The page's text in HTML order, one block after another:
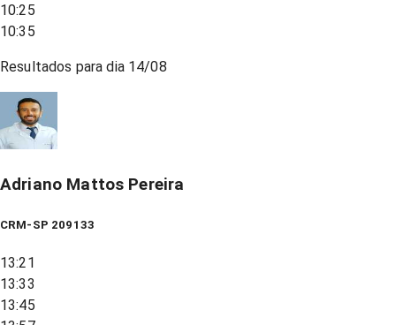
10:25
10:35
Resultados para dia 14/08
Adriano Mattos Pereira
CRM-SP 209133
13:21
13:33
13:45